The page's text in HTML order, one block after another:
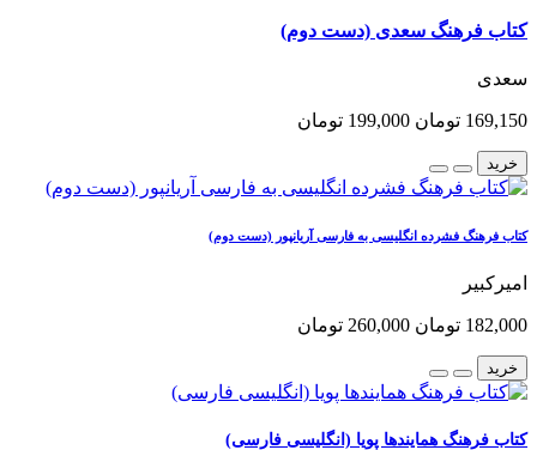
کتاب فرهنگ سعدی (دست دوم)
سعدی
169,150 تومان 199,000 تومان
خرید
کتاب فرهنگ فشرده انگلیسی به فارسی آریانپور (دست دوم)
امیرکبیر
182,000 تومان 260,000 تومان
خرید
کتاب فرهنگ همایندها پویا (انگلیسی فارسی)